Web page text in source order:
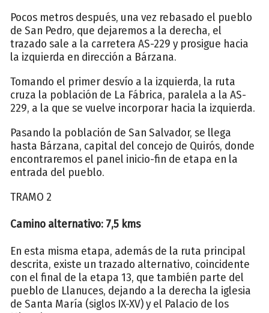
Pocos metros después, una vez rebasado el pueblo
de San Pedro, que dejaremos a la derecha, el
trazado sale a la carretera AS-229 y prosigue hacia
la izquierda en dirección a Bárzana.
Tomando el primer desvío a la izquierda, la ruta
cruza la población de La Fábrica, paralela a la AS-
229, a la que se vuelve incorporar hacia la izquierda.
Pasando la población de San Salvador, se llega
hasta Bárzana, capital del concejo de Quirós, donde
encontraremos el panel inicio-fin de etapa en la
entrada del pueblo.
TRAMO 2
Camino alternativo: 7,5 kms
En esta misma etapa, además de la ruta principal
descrita, existe un trazado alternativo, coincidente
con el final de la etapa 13, que también parte del
pueblo de Llanuces, dejando a la derecha la iglesia
de Santa María (siglos IX-XV) y el Palacio de los